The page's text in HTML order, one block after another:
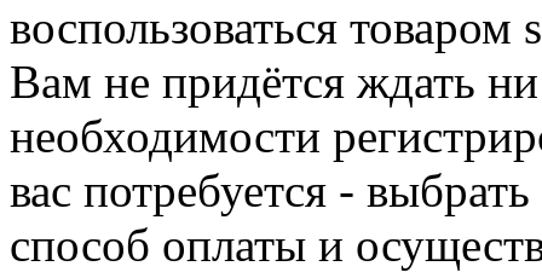
воспользоваться
Вам не придётся ждать
необходимости
вас потребуется -
способ оплаты и